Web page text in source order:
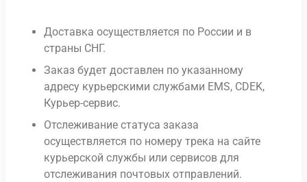
Доставка осуществляется по России и в
страны СНГ.
Заказ будет доставлен по указанному
адресу курьерскими службами EMS, CDEK,
Курьер-сервис.
Отслеживание статуса заказа
осуществляется по номеру трека на сайте
курьерской службы или сервисов для
отслеживания почтовых отправлений.